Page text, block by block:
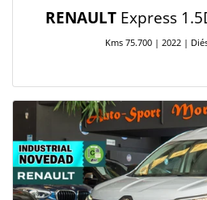
RENAULTExpress
Kms 75.700 | 2022 |